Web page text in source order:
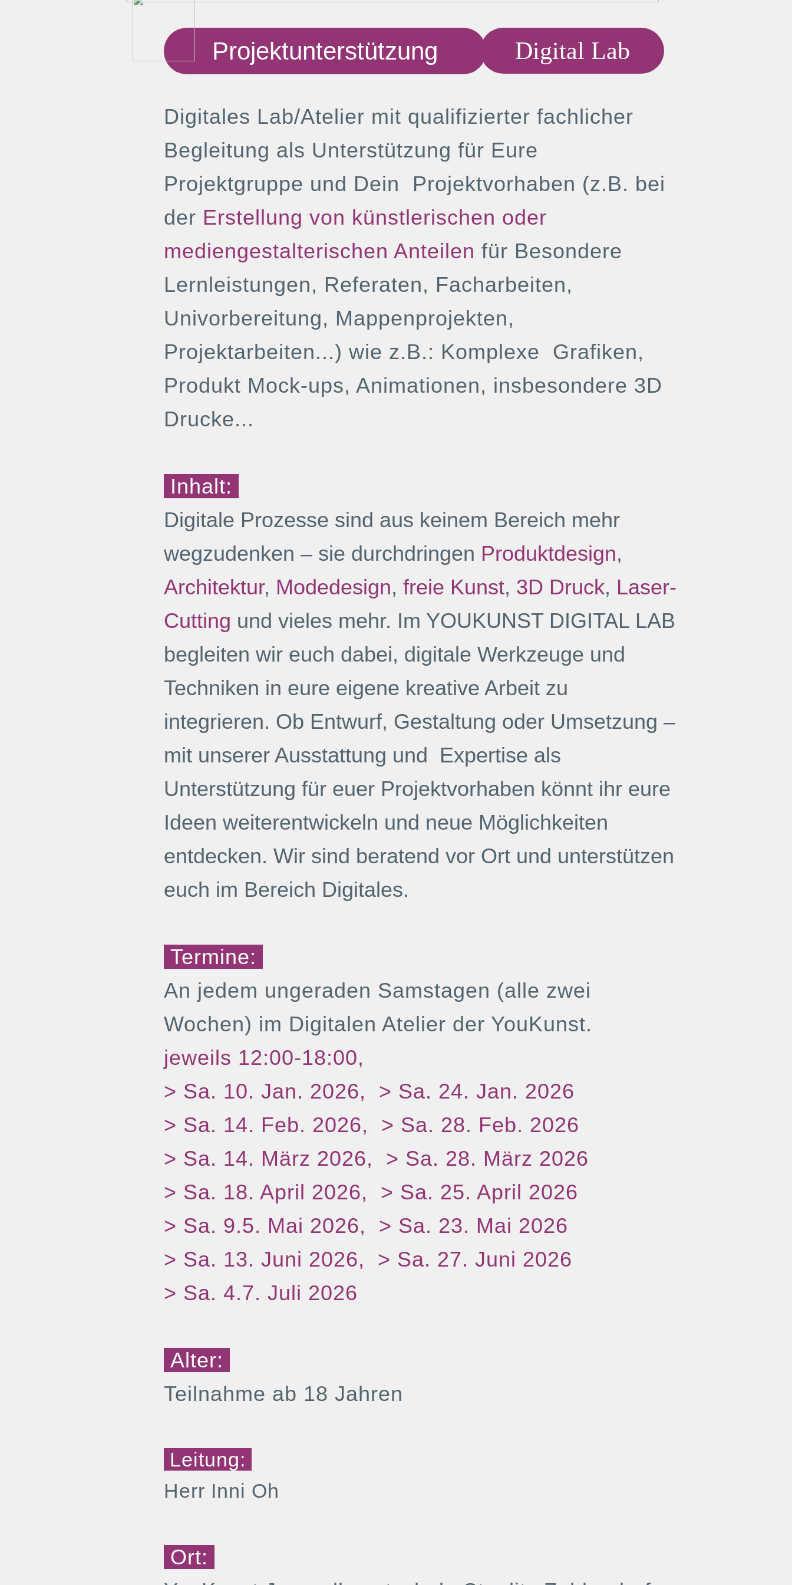
Projektunterstützung Digital Lab
Digitales Lab/Atelier mit qualifizierter fachlicher
Begleitung als Unterstützung für Eure
Projektgruppe und Dein Projektvorhaben (z.B. bei
der Erstellung von künstlerischen oder
mediengestalterischen Anteilen für Besondere
Lernleistungen, Referaten, Facharbeiten,
Univorbereitung, Mappenprojekten,
Projektarbeiten...) wie z.B.: Komplexe Grafiken,
Produkt Mock-ups, Animationen, insbesondere 3D
Drucke...
Inhalt:
Digitale Prozesse sind aus keinem Bereich mehr
wegzudenken – sie durchdringen Produktdesign,
Architektur, Modedesign, freie Kunst, 3D Druck, Laser-
Cutting und vieles mehr. Im YOUKUNST DIGITAL LAB
begleiten wir euch dabei, digitale Werkzeuge und
Techniken in eure eigene kreative Arbeit zu
integrieren. Ob Entwurf, Gestaltung oder Umsetzung –
mit unserer Ausstattung und Expertise als
Unterstützung für euer Projektvorhaben könnt ihr eure
Ideen weiterentwickeln und neue Möglichkeiten
entdecken. Wir sind beratend vor Ort und unterstützen
euch im Bereich Digitales.
Termine:
An jedem ungeraden Samstagen (alle zwei
Wochen) im Digitalen Atelier der YouKunst.
jeweils 12:00-18:00,
> Sa. 10. Jan. 2026, > Sa. 24. Jan. 2026
> Sa. 14. Feb. 2026, > Sa. 28. Feb. 2026
> Sa. 14. März 2026, > Sa. 28. März 2026
> Sa. 18. April 2026, > Sa. 25. April 2026
> Sa. 9.5. Mai 2026, > Sa. 23. Mai 2026
> Sa. 13. Juni 2026, > Sa. 27. Juni 2026
> Sa. 4.7. Juli 2026
Alter:
Teilnahme ab 18 Jahren
Leitung:
Herr Inni Oh
Ort: